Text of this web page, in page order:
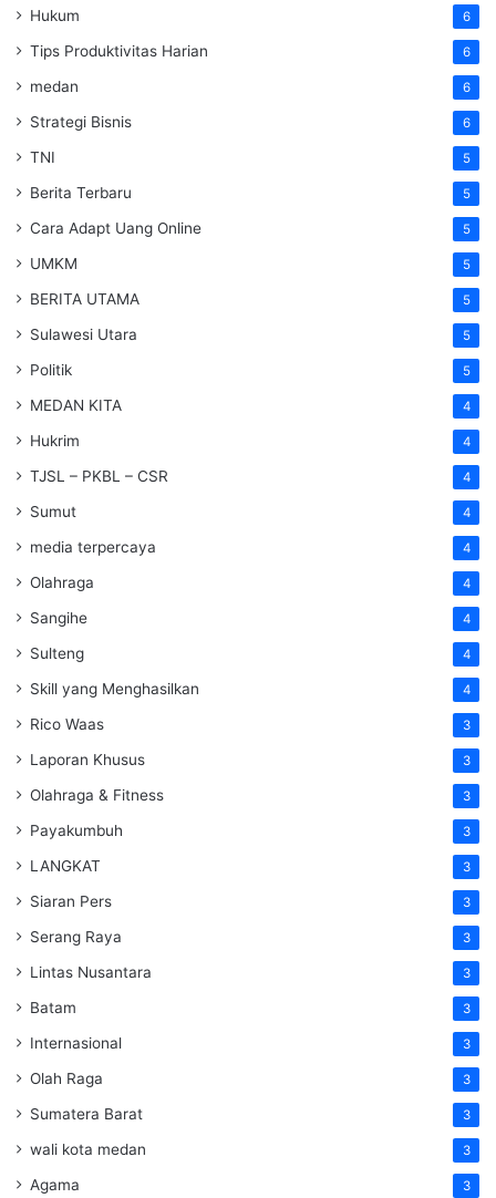
Hukum 6
Tips Produktivitas Harian 6
medan 6
Strategi Bisnis 6
TNI 5
Berita Terbaru 5
Cara Adapt Uang Online 5
UMKM 5
BERITA UTAMA 5
Sulawesi Utara 5
Politik 5
MEDAN KITA 4
Hukrim 4
TJSL – PKBL – CSR 4
Sumut 4
media terpercaya 4
Olahraga 4
Sangihe 4
Sulteng 4
Skill yang Menghasilkan 4
Rico Waas 3
Laporan Khusus 3
Olahraga & Fitness 3
Payakumbuh 3
LANGKAT 3
Siaran Pers 3
Serang Raya 3
Lintas Nusantara 3
Batam 3
Internasional 3
Olah Raga 3
Sumatera Barat 3
wali kota medan 3
Agama 3